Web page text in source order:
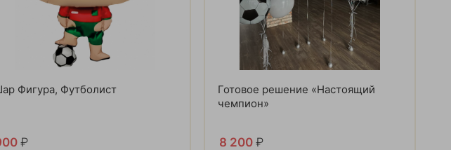
Фигура, Футболист
₽
Готовое решение «Настоящий
чемпион»
8 200 ₽